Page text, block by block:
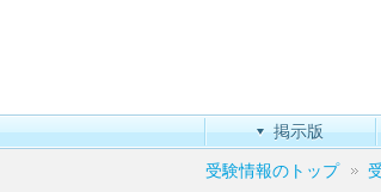
掲示版
受験情報のトップ